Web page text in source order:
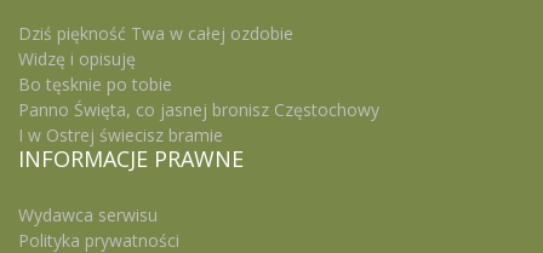
Dziś piękność Twa w całej ozdobie
Widzę i opisuję
Bo tęsknie po tobie
Panno Święta, co jasnej bronisz Częstochowy
I w Ostrej świecisz bramie
INFORMACJE PRAWNE
Wydawca serwisu
Polityka prywatności